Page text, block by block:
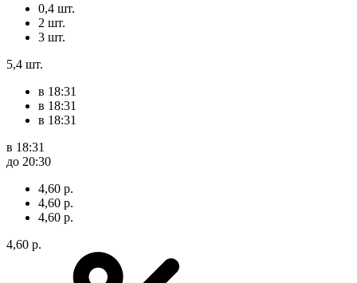
0,4 шт.
2 шт.
3 шт.
5,4 шт.
в 18:31
в 18:31
в 18:31
в 18:31
до 20:30
4,60 р.
4,60 р.
4,60 р.
4,60 р.